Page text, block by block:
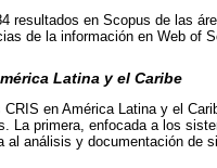
resultados en Scopus de las
de la información en Web of
Latina y el Caribe
en América Latina y el
La primera, enfocada a los
al análisis y documentación de